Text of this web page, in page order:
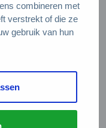
combineren met
verstrekt of die ze
gebruik van hun